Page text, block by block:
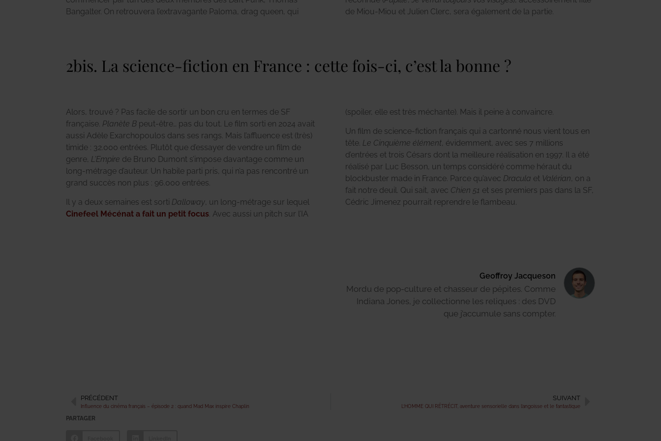
Bangalter. On retrouvera l’extravagante Paloma, drag queen, qui
de Miou-Miou et Julien Clerc, sera également de la partie.
2bis. La science-fiction en France : cette fois-ci, c’est la bonne ?
Alors, trouvé ? Pas facile de sortir un bon cru en termes de SF
française. Planète B peut-être… pas du tout. Le film sorti en 2024 avait
aussi Adèle Exarchopoulos dans ses rangs. Mais l’affluence est (très)
timide : 32.000 entrées. Plutôt que d’essayer de vendre un film de
genre, L’Empire de Bruno Dumont s’impose davantage comme un
long-métrage d’auteur. Un habile parti pris, qui n’a pas rencontré un
grand succès non plus : 96.000 entrées.
Il y a deux semaines est sorti Dalloway, un long-métrage sur lequel
Cinefeel Mécénat a fait un petit focus . Avec aussi un pitch sur l’IA
(spoiler, elle est très méchante). Mais il peine à convaincre.
Un film de science-fiction français qui a cartonné nous vient tous en
tête. Le Cinquième élément, évidemment, avec ses 7 millions
d’entrées et trois Césars dont la meilleure réalisation en 1997. Il a été
réalisé par Luc Besson, un temps considéré comme héraut du
blockbuster made in France. Parce qu’avec Dracula et Valérian, on a
fait notre deuil. Qui sait, avec Chien 51 et ses premiers pas dans la SF,
Cédric Jimenez pourrait reprendre le flambeau.
Geoffroy Jacqueson
Mordu de pop-culture et chasseur de pépites. Comme
Indiana Jones, je collectionne les reliques : des DVD
que j’accumule sans compter.
PRÉCÉDENT
Influence du cinéma français – épisode 2 : quand Mad Max inspire Chaplin
SUIVANT
L’HOMME QUI RÉTRÉCIT, aventure sensorielle dans l’angoisse et le fantastique
PARTAGER